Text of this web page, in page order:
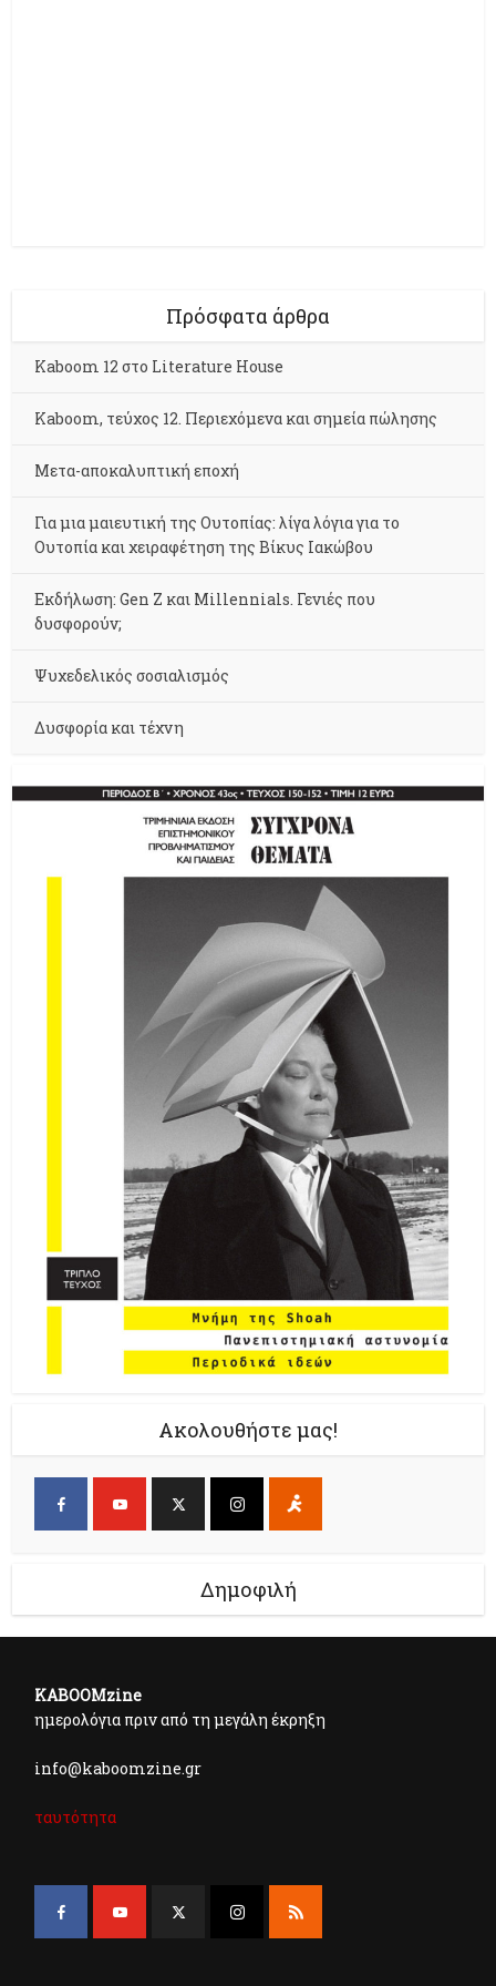
Πρόσφατα άρθρα
Kaboom 12 στο Literature House
Kaboom, τεύχος 12. Περιεχόμενα και σημεία πώλησης
Μετα-αποκαλυπτική εποχή
Για μια μαιευτική της Ουτοπίας: λίγα λόγια για το
Ουτοπία και χειραφέτηση της Βίκυς Ιακώβου
Εκδήλωση: Gen Z και Millennials. Γενιές που
δυσφορούν;
Ψυχεδελικός σοσιαλισμός
Δυσφορία και τέχνη
Ακολουθήστε μας!
Δημοφιλή
KABOOMzine
ημερολόγια πριν από τη μεγάλη έκρηξη
info@kaboomzine.gr
ταυτότητα